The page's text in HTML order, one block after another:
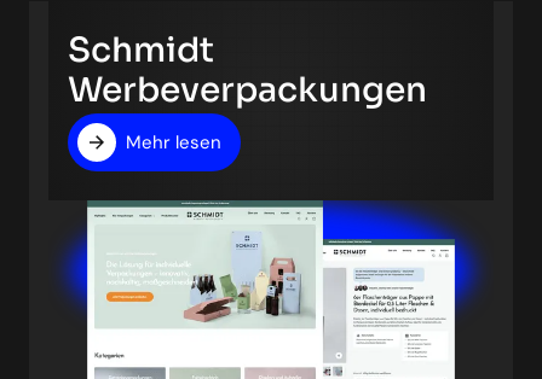
Schmidt
Werbeverpackungen
Mehr lesen